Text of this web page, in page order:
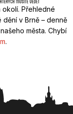
okolí. Přehledné
v Brně – denně
města. Chybí
.